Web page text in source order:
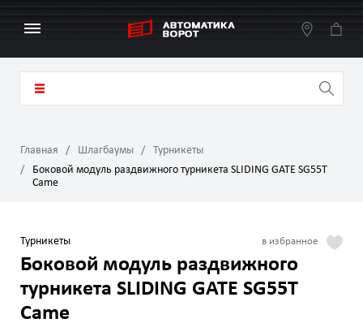
Главная Шлагбаумы
Турникеты
Боковой модуль раздвижного турникета SLIDING GATE SG55T
Came
Турникеты
Боковой модуль раздвижного
турникета SLIDING GATE SG55T
Came